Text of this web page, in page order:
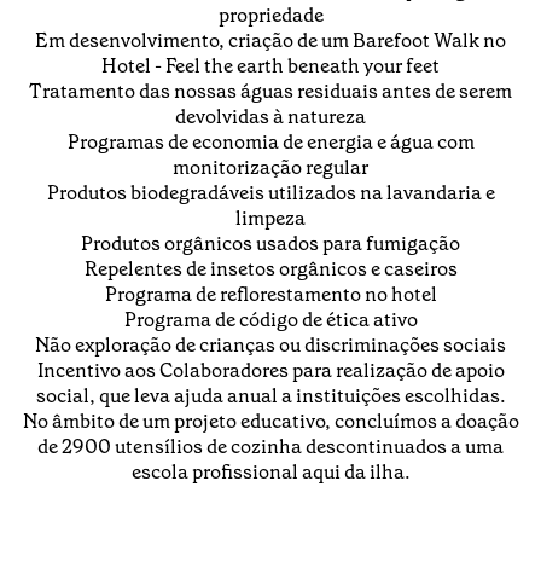
propriedade
Em desenvolvimento, criação de um Barefoot Walk no
Hotel - Feel the earth beneath your feet
Tratamento das nossas águas residuais antes de serem
devolvidas à natureza
Programas de economia de energia e água com
monitorização regular
Produtos biodegradáveis ​​utilizados na lavandaria e
limpeza
Produtos orgânicos usados ​​para fumigação
Repelentes de insetos orgânicos e caseiros
Programa de reflorestamento no hotel
Programa de código de ética ativo
Não exploração de crianças ou discriminações sociais
Incentivo aos Colaboradores para realização de apoio
social, que leva ajuda anual a instituições escolhidas.
No âmbito de um projeto educativo, concluímos a doação
de 2900 utensílios de cozinha descontinuados a uma
escola profissional aqui da ilha.